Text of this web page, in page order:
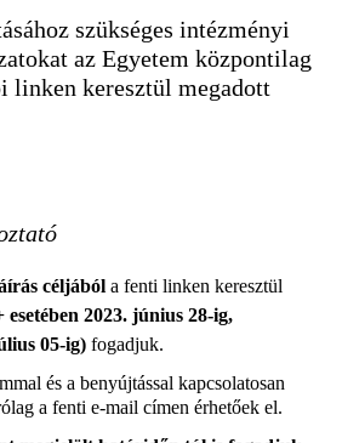
szükséges intézményi
az Egyetem központilag
linken keresztül megadott
céljából a fenti linken keresztül
esetében 2023. június 28-ig,
05-ig) fogadjuk.
és a benyújtással kapcsolatosan
a fenti e-mail címen érhetőek el.